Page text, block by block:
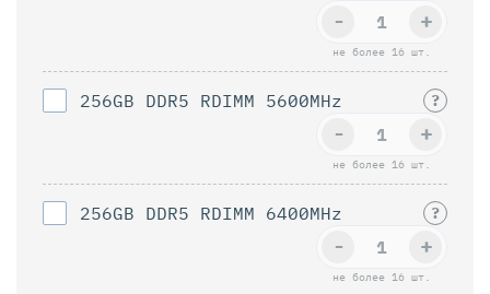
не более 16 шт.
+
-
256GB DDR5 RDIMM 5600MHz ?
не более 16 шт.
+
-
256GB DDR5 RDIMM 6400MHz ?
не более 16 шт.
+
-